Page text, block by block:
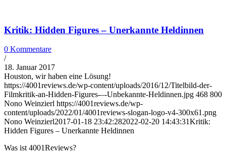
Kritik: Hidden Figures – Unerkannte Heldinnen
0 Kommentare
/
18. Januar 2017
Houston, wir haben eine Lösung!
https://4001reviews.de/wp-content/uploads/2016/12/Titelbild-der-
Filmkritik-an-Hidden-Figures-–-Unbekannte-Heldinnen.jpg 468 800
Nono Weinzierl https://4001reviews.de/wp-
content/uploads/2022/01/4001reviews-slogan-logo-v4-300x61.png
Nono Weinzierl2017-01-18 23:42:282022-02-20 14:43:31Kritik:
Hidden Figures – Unerkannte Heldinnen
Was ist 4001Reviews?